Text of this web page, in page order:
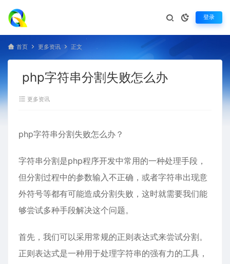
登录
首页 更多资讯 正文
php字符串分割失败怎么办
更多资讯
php字符串分割失败怎么办？
字符串分割是php程序开发中常用的一种处理手段，
但分割过程中的参数输入不正确，或者字符串出现意
外符号等都有可能造成分割失败，这时就需要我们能
够尝试多种手段解决这个问题。
首先，我们可以采用常规的正则表达式来尝试分割。
正则表达式是一种用于处理字符串的强有力的工具，